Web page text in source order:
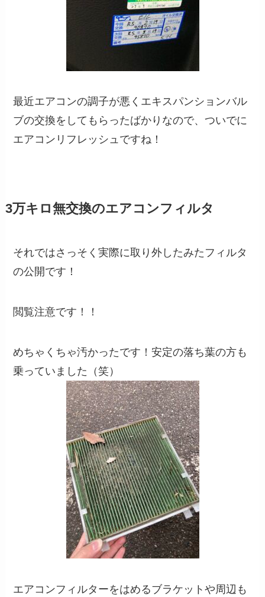
最近エアコンの調子が悪くエキスパンションバル
ブの交換をしてもらったばかりなので、ついでに
エアコンリフレッシュですね！
3万キロ無交換のエアコンフィルタ
それではさっそく実際に取り外したみたフィルタ
の公開です！
閲覧注意です！！
めちゃくちゃ汚かったです！安定の落ち葉の方も
乗っていました（笑）
エアコンフィルターをはめるブラケットや周辺も